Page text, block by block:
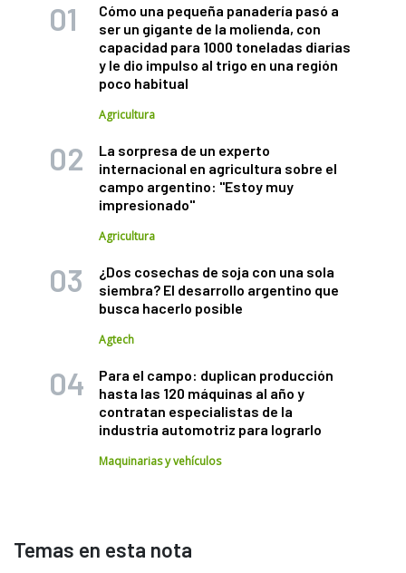
Cómo una pequeña panadería pasó a
ser un gigante de la molienda, con
capacidad para 1000 toneladas diarias
y le dio impulso al trigo en una región
poco habitual
Agricultura
La sorpresa de un experto
internacional en agricultura sobre el
campo argentino: "Estoy muy
impresionado"
Agricultura
¿Dos cosechas de soja con una sola
siembra? El desarrollo argentino que
busca hacerlo posible
Agtech
Para el campo: duplican producción
hasta las 120 máquinas al año y
contratan especialistas de la
industria automotriz para lograrlo
Maquinarias y vehículos
Temas en esta nota